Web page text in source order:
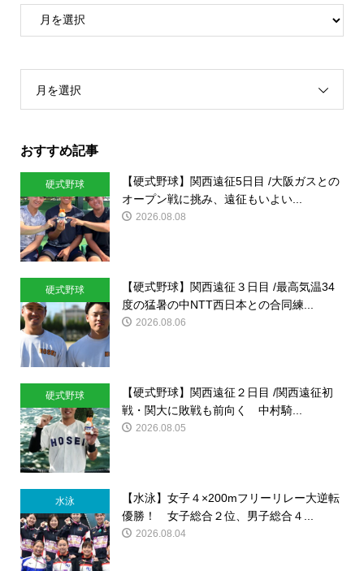
月を選択
おすすめ記事
硬式野球
【硬式野球】関西遠征5日目 /大阪ガスとの
オープン戦に挑み、遠征もいよい...
2026.08.08
硬式野球
【硬式野球】関西遠征３日目 /最高気温34
度の猛暑の中NTT西日本との合同練...
2026.08.06
硬式野球
【硬式野球】関西遠征２日目 /関西遠征初
戦・関大に敗戦も前向く 中村騎...
2026.08.05
水泳
【水泳】女子４×200mフリーリレー大逆転
優勝！ 女子総合２位、男子総合４...
2026.08.04